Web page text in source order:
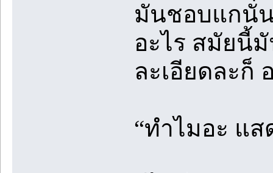
มันชอบแกนั่น
อะไร สมัยนี้
ละเอียดละก็
“ทำไมอะ แ